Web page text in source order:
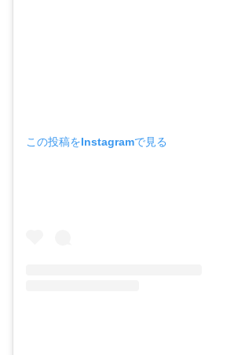
この投稿をInstagramで見る